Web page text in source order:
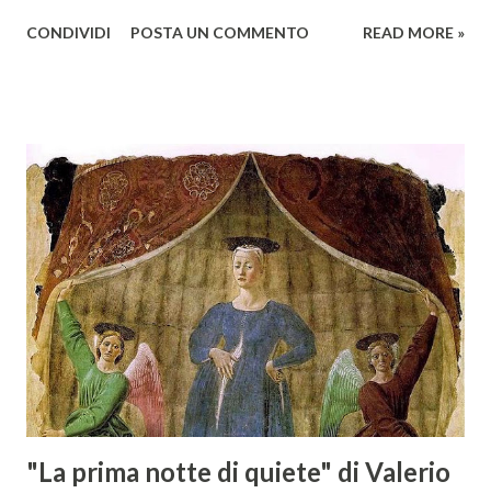
presso l’Hotel Regina di Vienna dalla società Wein & Kultur,
territorio maremmano: Consorzio Tutela Vini della
Maremma Toscana, del Montecucco e del Morellino di
Scansano. Scopo dell’iniziativa è stato quello di promuovere
le eccellenze vitivinicole della regione in Austria, un
mercato dove il potenziale di crescita è ancora molto alto,
assistendo i produttori nella creazione di contatti
commerciali con gli operatori locali. Gli organizzatori
dell’evento, Christian Bauer, austriaco ed esperto di vini e
conoscitore dei mercati di lingua tedes...
CONDIVIDI POSTA UN COMMENTO READ MORE »
"La prima notte di quiete" di Valerio